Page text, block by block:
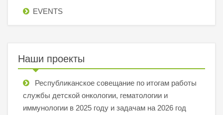
EVENTS
Наши проекты
Республиканское совещание по итогам работы
службы детской онкологии, гематологии и
иммунологии в 2025 году и задачам на 2026 год